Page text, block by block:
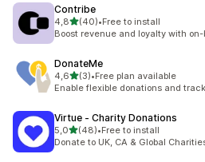
Contribe
4,8de 5 estrelas
(40)
40 total de avaliações
•Free to install
Boost revenue and loyalty with
DonateMe
4,6de 5 estrelas
(3)
3 total de avaliações
•Free plan available
Enable flexible donations and
Virtue ‑ Charity Donations
5,0de 5 estrelas
(48)
48 total de avaliações
•Free to install
Donate to UK, CA & Global